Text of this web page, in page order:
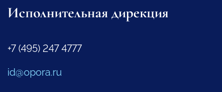
Исполнительная дирекция
+7 (495) 247 4777
id@opora.ru